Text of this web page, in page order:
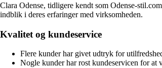
Clara Odense, tidligere kendt som Odense-
indblik i deres erfaringer med virksomheden.
Kvalitet og kundeservice
Flere kunder har givet udtryk for
Nogle kunder har rost kundeservicen for at